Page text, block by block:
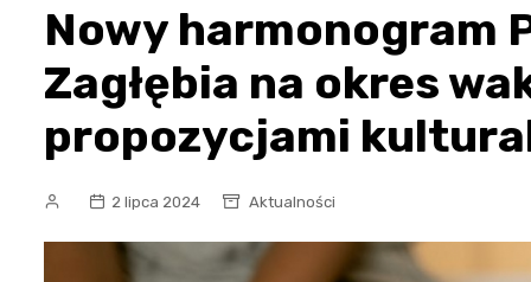
Blog
Nowy harmonogram
Zagłębia na okres
propozycjami
2 lipca 2024 Aktualności